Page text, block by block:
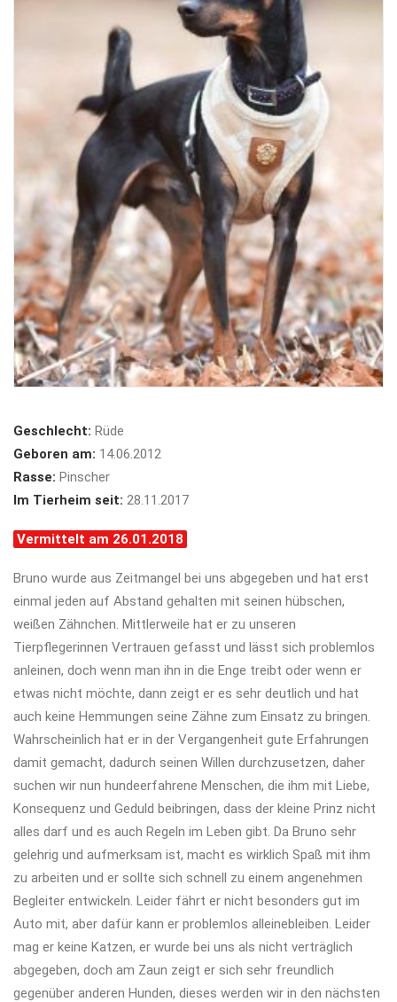
Geschlecht: Rüde
Geboren am: 14.06.2012
Rasse: Pinscher
Im Tierheim seit: 28.11.2017
Vermittelt am 26.01.2018
Bruno wurde aus Zeitmangel bei uns abgegeben und hat erst
einmal jeden auf Abstand gehalten mit seinen hübschen,
weißen Zähnchen. Mittlerweile hat er zu unseren
Tierpflegerinnen Vertrauen gefasst und lässt sich problemlos
anleinen, doch wenn man ihn in die Enge treibt oder wenn er
etwas nicht möchte, dann zeigt er es sehr deutlich und hat
auch keine Hemmungen seine Zähne zum Einsatz zu bringen.
Wahrscheinlich hat er in der Vergangenheit gute Erfahrungen
damit gemacht, dadurch seinen Willen durchzusetzen, daher
suchen wir nun hundeerfahrene Menschen, die ihm mit Liebe,
Konsequenz und Geduld beibringen, dass der kleine Prinz nicht
alles darf und es auch Regeln im Leben gibt. Da Bruno sehr
gelehrig und aufmerksam ist, macht es wirklich Spaß mit ihm
zu arbeiten und er sollte sich schnell zu einem angenehmen
Begleiter entwickeln. Leider fährt er nicht besonders gut im
Auto mit, aber dafür kann er problemlos alleinebleiben. Leider
mag er keine Katzen, er wurde bei uns als nicht verträglich
abgegeben, doch am Zaun zeigt er sich sehr freundlich
gegenüber anderen Hunden, dieses werden wir in den nächsten